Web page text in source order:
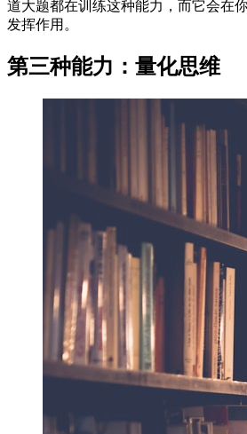
道大题都在训练这种能力，而它会在
发挥作用。
第三种能力：量化思维